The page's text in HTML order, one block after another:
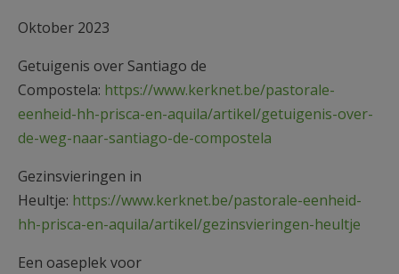
Oktober 2023
Getuigenis over Santiago de
Compostela: https://www.kerknet.be/pastorale-
eenheid-hh-prisca-en-aquila/artikel/getuigenis-over-
de-weg-naar-santiago-de-compostela
Gezinsvieringen in
Heultje: https://www.kerknet.be/pastorale-eenheid-
hh-prisca-en-aquila/artikel/gezinsvieringen-heultje
Een oaseplek voor